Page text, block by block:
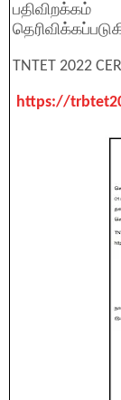
TNTET 2022
https://